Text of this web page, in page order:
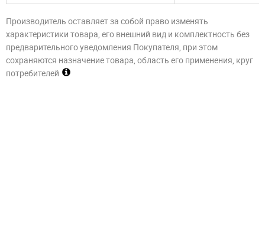
Производитель оставляет за собой право изменять
характеристики товара, его внешний вид и комплектность без
предварительного уведомления Покупателя, при этом
сохраняются назначение товара, область его применения, круг
потребителей